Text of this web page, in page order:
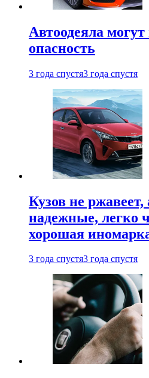
Автоодеяла
опасность
3 года спустя3 года спустя
Кузов не ржавеет,
надежные, легко
хорошая
3 года спустя3 года спустя